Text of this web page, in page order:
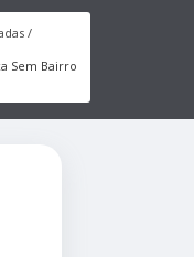
Sem Bairro